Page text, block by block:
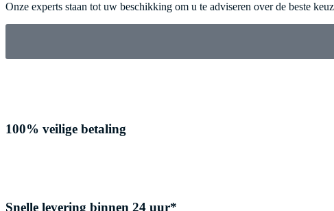
Onze experts staan tot uw beschikking om u te adviseren over de beste
100% veilige betaling
Snelle levering binnen 24 uur*